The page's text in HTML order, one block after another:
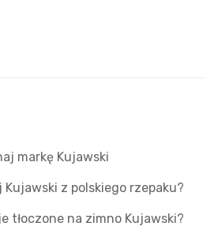
markę Kujawski
z polskiego rzepaku?
tłoczone na zimno Kujawski?